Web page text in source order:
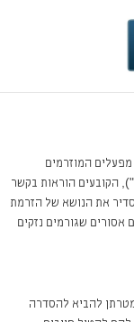
מפעלים המוזרמים
"כללי השפכים"), הקובעים הוראות בקשר
את הנושא של הזרמת
שגורמים נזקים
להביא להסדרה